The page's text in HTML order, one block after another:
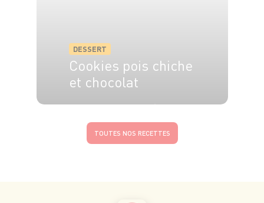
DESSERT
Cookies pois chiche
et chocolat
TOUTES NOS RECETTES